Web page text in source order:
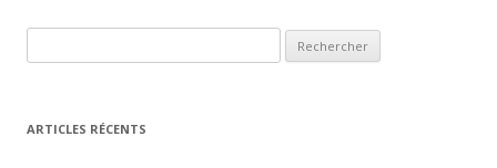
ARTICLES RÉCENTS